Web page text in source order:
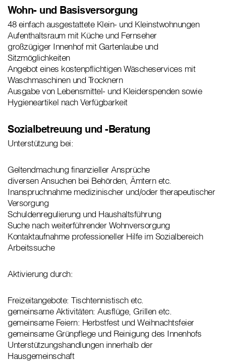
Wohn- und Basisversorgung
48 einfach ausgestattete Klein- und Kleinstwohnungen
Aufenthaltsraum mit Küche und Fernseher
großzügiger Innenhof mit Gartenlaube und
Sitzmöglichkeiten
Angebot eines kostenpflichtigen Wäscheservices mit
Waschmaschinen und Trocknern
Ausgabe von Lebensmittel- und Kleiderspenden sowie
Hygieneartikel nach Verfügbarkeit
Sozialbetreuung und -Beratung
Unterstützung bei:
Geltendmachung finanzieller Ansprüche
diversen Ansuchen bei Behörden, Ämtern etc.
Inanspruchnahme medizinischer und/oder therapeutischer
Versorgung
Schuldenregulierung und Haushaltsführung
Suche nach weiterführender Wohnversorgung
Kontaktaufnahme professioneller Hilfe im Sozialbereich
Arbeitssuche
Aktivierung durch:
Freizeitangebote: Tischtennistisch etc.
gemeinsame Aktivitäten: Ausflüge, Grillen etc.
gemeinsame Feiern: Herbstfest und Weihnachtsfeier
gemeinsame Grünpflege und Reinigung des Innenhofs
Unterstützungshandlungen innerhalb der
Hausgemeinschaft